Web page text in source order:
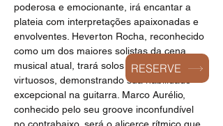
poderosa e emocionante, irá encantar a
plateia com interpretações apaixonadas e
envolventes. Heverton Rocha, reconhecido
como um dos maiores solistas da cena
musical atual, trará solos marcantes e
virtuosos, demonstrando sua habilidade
excepcional na guitarra. Marco Aurélio,
conhecido pelo seu groove inconfundível
RESERVE